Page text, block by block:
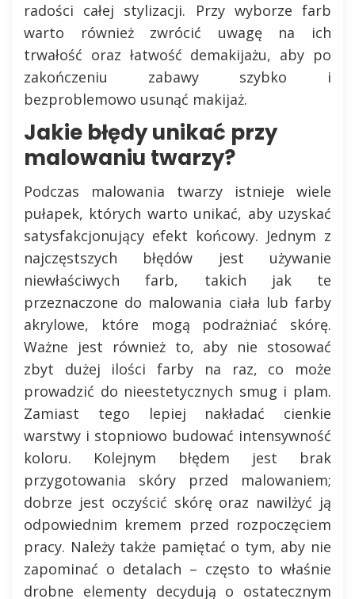
radości całej stylizacji. Przy wyborze farb
warto również zwrócić uwagę na ich
trwałość oraz łatwość demakijażu, aby po
zakończeniu zabawy szybko i
bezproblemowo usunąć makijaż.
Jakie błędy unikać przy
malowaniu twarzy?
Podczas malowania twarzy istnieje wiele
pułapek, których warto unikać, aby uzyskać
satysfakcjonujący efekt końcowy. Jednym z
najczęstszych błędów jest używanie
niewłaściwych farb, takich jak te
przeznaczone do malowania ciała lub farby
akrylowe, które mogą podrażniać skórę.
Ważne jest również to, aby nie stosować
zbyt dużej ilości farby na raz, co może
prowadzić do nieestetycznych smug i plam.
Zamiast tego lepiej nakładać cienkie
warstwy i stopniowo budować intensywność
koloru. Kolejnym błędem jest brak
przygotowania skóry przed malowaniem;
dobrze jest oczyścić skórę oraz nawilżyć ją
odpowiednim kremem przed rozpoczęciem
pracy. Należy także pamiętać o tym, aby nie
zapominać o detalach – często to właśnie
drobne elementy decydują o ostatecznym